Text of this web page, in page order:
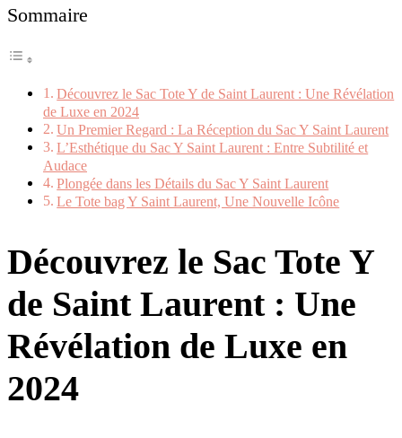
Sommaire
Découvrez le Sac Tote Y de Saint Laurent : Une Révélation
de Luxe en 2024
Un Premier Regard : La Réception du Sac Y Saint Laurent
L’Esthétique du Sac Y Saint Laurent : Entre Subtilité et
Audace
Plongée dans les Détails du Sac Y Saint Laurent
Le Tote bag Y Saint Laurent, Une Nouvelle Icône
Découvrez le Sac Tote Y
de Saint Laurent : Une
Révélation de Luxe en
2024